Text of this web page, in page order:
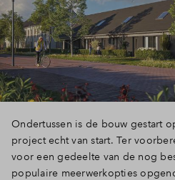
Ondertussen is de bouw gestart
project echt van start. Ter
voor een gedeelte van de nog
populaire meerwerkopties